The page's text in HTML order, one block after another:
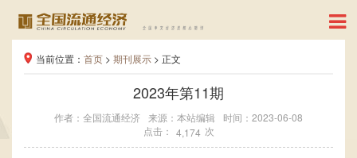
当前位置： 首页 > 期刊展示 > 正文
2023年第11期
作者：全国流通经济 来源：本站编辑
时间：2023-06-08
点击： 4,174 次